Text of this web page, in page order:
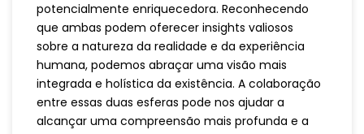
potencialmente enriquecedora. Reconhecendo
que ambas podem oferecer insights valiosos
sobre a natureza da realidade e da experiência
humana, podemos abraçar uma visão mais
integrada e holística da existência. A colaboração
entre essas duas esferas pode nos ajudar a
alcançar uma compreensão mais profunda e a